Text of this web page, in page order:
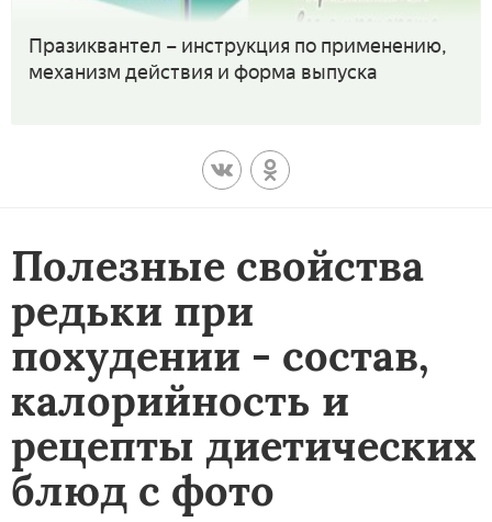
Празиквантел – инструкция по применению,
механизм действия и форма выпуска
Полезные свойства
редьки при
похудении - состав,
калорийность и
рецепты диетических
блюд с фото